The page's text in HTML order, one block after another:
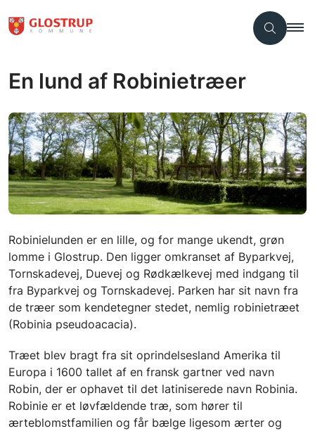
En lund af Robinietræer
Robinielunden er en lille, og for mange ukendt, grøn
lomme i Glostrup. Den ligger omkranset af Byparkvej,
Tornskadevej, Duevej og Rødkælkevej med indgang til
fra Byparkvej og Tornskadevej. Parken har sit navn fra
de træer som kendetegner stedet, nemlig robinietræet
(Robinia pseudoacacia).
Træet blev bragt fra sit oprindelsesland Amerika til
Europa i 1600 tallet af en fransk gartner ved navn
Robin, der er ophavet til det latiniserede navn Robinia.
Robinie er et løvfældende træ, som hører til
ærteblomstfamilien og får bælge ligesom ærter og